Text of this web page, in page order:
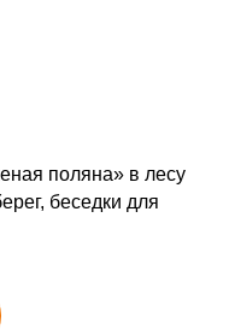
поляна» в лесу
беседки для